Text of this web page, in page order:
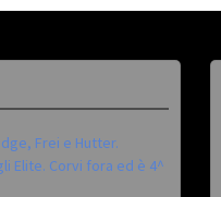
Frei e Hutter.
Elite. Corvi fora ed è 4^